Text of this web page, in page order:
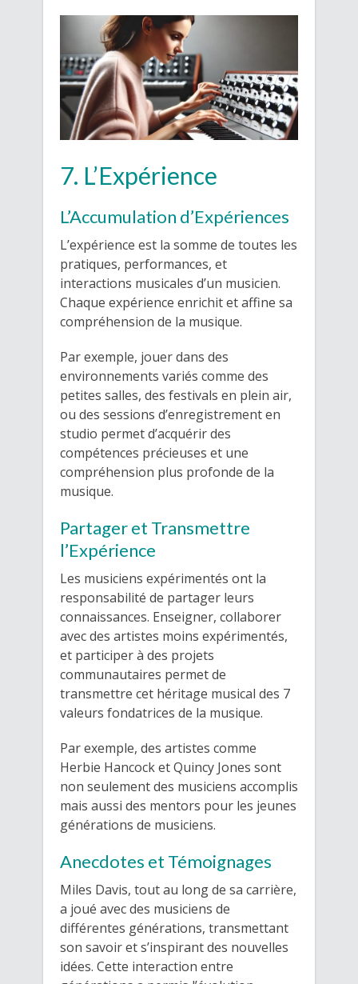
7. L’Expérience
L’Accumulation d’Expériences
L’expérience est la somme de toutes les
pratiques, performances, et
interactions musicales d’un musicien.
Chaque expérience enrichit et affine sa
compréhension de la musique.
Par exemple, jouer dans des
environnements variés comme des
petites salles, des festivals en plein air,
ou des sessions d’enregistrement en
studio permet d’acquérir des
compétences précieuses et une
compréhension plus profonde de la
musique.
Partager et Transmettre
l’Expérience
Les musiciens expérimentés ont la
responsabilité de partager leurs
connaissances. Enseigner, collaborer
avec des artistes moins expérimentés,
et participer à des projets
communautaires permet de
transmettre cet héritage musical des 7
valeurs fondatrices de la musique.
Par exemple, des artistes comme
Herbie Hancock et Quincy Jones sont
non seulement des musiciens accomplis
mais aussi des mentors pour les jeunes
générations de musiciens.
Anecdotes et Témoignages
Miles Davis, tout au long de sa carrière,
a joué avec des musiciens de
différentes générations, transmettant
son savoir et s’inspirant des nouvelles
idées. Cette interaction entre